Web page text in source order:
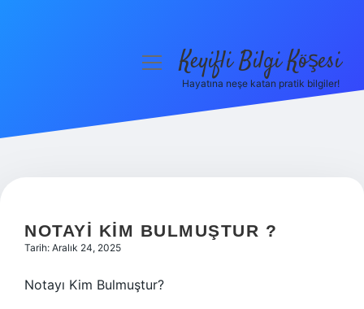
Hakkımızda
menüyüKeyifli Bilgi Köşesi
Hayatına neşe katan pratik bilgiler!
NOTAYI KIM BULMUŞTUR ?
Tarih: Aralık 24, 2025
Notayı Kim Bulmuştur?